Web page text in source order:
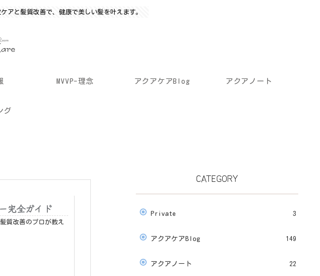
アと髪質改善で、健康で美しい髪を叶えます。
MVVP-理念 アクアケアBlog アクアノート
グ
完全ガイド
質改善のプロが教え
CATEGORY
Private 3
アクアケアBlog 149
アクアノート 22